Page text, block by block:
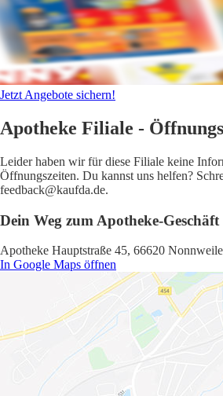
Jetzt Angebote sichern!
Apotheke Filiale -
Leider haben wir für diese Filiale keine
Öffnungszeiten. Du kannst uns helfen?
feedback@kaufda.de.
Dein Weg zum Apotheke-Geschäft
Apotheke Hauptstraße 45, 66620
In Google Maps öffnen